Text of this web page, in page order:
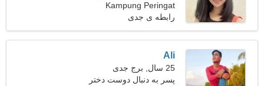
زندگی است
Kampung Peringat
رابطه ی جدی
Ali
25 سال, برج جدی
پسر به دنبال دوست دختر